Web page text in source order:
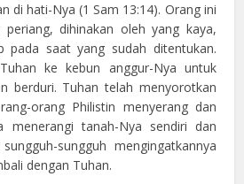
di hati-Nya (1 Sam 13:14). Orang ini
dihinakan oleh yang kaya,
pada saat yang sudah ditentukan.
ke kebun anggur-Nya untuk
berduri. Tuhan telah menyorotkan
orang Philistin menyerang dan
menerangi tanah-Nya sendiri dan
sungguh mengingatkannya
dengan Tuhan.